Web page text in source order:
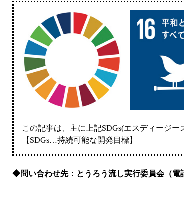
この記事は、主に上記SDGs(エスディージー
【SDGs…持続可能な開発目標】
◆問い合わせ先：とうろう流し実行委員会（電